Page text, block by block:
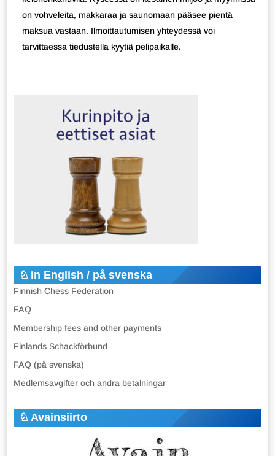
on vohveleita, makkaraa ja saunomaan pääsee pientä
maksua vastaan. Ilmoittautumisen yhteydessä voi
tarvittaessa tiedustella kyytiä pelipaikalle.
in English / på svenska
Finnish Chess Federation
FAQ
Membership fees and other payments
Finlands Schackförbund
FAQ (på svenska)
Medlemsavgifter och andra betalningar
Avainsiirto